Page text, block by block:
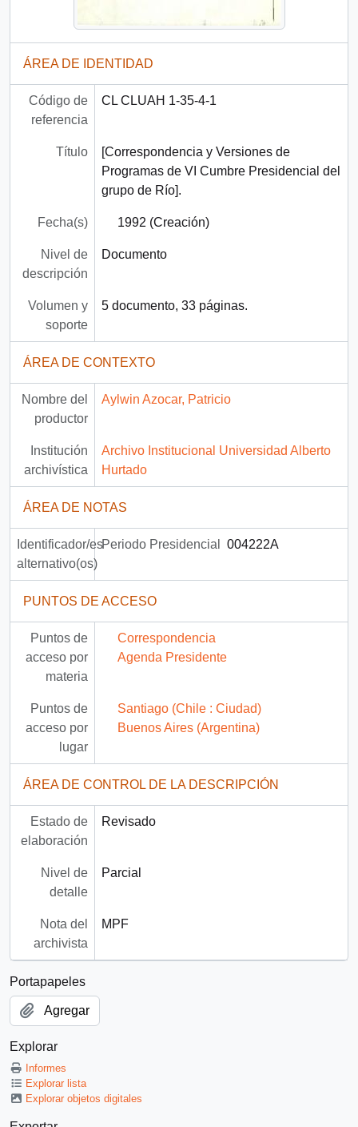
ÁREA DE IDENTIDAD
Código de
referencia
CL CLUAH 1-35-4-1
Título
[Correspondencia y Versiones de
Programas de VI Cumbre Presidencial del
grupo de Río].
Fecha(s) 1992 (Creación)
Nivel de
descripción
Documento
Volumen y
soporte
5 documento, 33 páginas.
ÁREA DE CONTEXTO
Nombre del
productor
Aylwin Azocar, Patricio
Institución
archivística
Archivo Institucional Universidad Alberto
Hurtado
ÁREA DE NOTAS
Identificador/es
alternativo(os)
Periodo Presidencial 004222A
PUNTOS DE ACCESO
Puntos de
acceso por
materia
Correspondencia
Agenda Presidente
Puntos de
acceso por
lugar
Santiago (Chile : Ciudad)
Buenos Aires (Argentina)
ÁREA DE CONTROL DE LA DESCRIPCIÓN
Estado de
elaboración
Revisado
Nivel de
detalle
Parcial
Nota del
archivista
MPF
Portapapeles
Agregar
Explorar
Informes
Explorar lista
Explorar objetos digitales